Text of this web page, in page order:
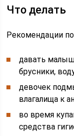
Что делать
Рекомендации
давать
брусники,
девочек
влагалища к
во время
средства